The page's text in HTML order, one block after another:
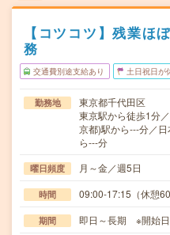
【コツコツ】残業ほ
務
交通費別途支給あり 土日祝日が
勤務地
東京都千代田区
東京駅から徒歩1分
京都)駅から---分／
ら---分
曜日頻度 月～金／週5日
時間 09:00-17:15（休憩
期間 即日～長期 ※開始